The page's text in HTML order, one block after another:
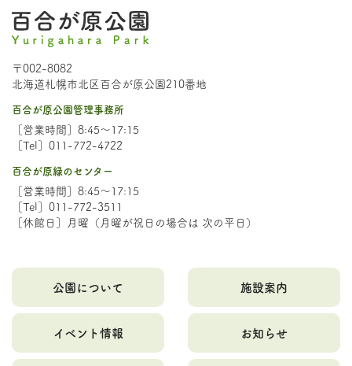
〒002-8082
北海道札幌市北区百合が原公園210番地
百合が原公園管理事務所
［営業時間］8:45～17:15
［Tel］011-772-4722
百合が原緑のセンター
［営業時間］8:45～17:15
［Tel］011-772-3511
［休館日］月曜（月曜が祝日の場合は 次の平日）
公園について 施設案内
イベント情報 お知らせ